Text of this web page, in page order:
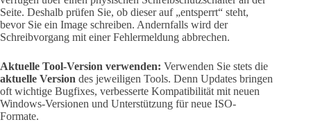
Seite. Deshalb prüfen Sie, ob dieser auf „entsperrt“ steht,
bevor Sie ein Image schreiben. Andernfalls wird der
Schreibvorgang mit einer Fehlermeldung abbrechen.
Aktuelle Tool-Version verwenden: Verwenden Sie stets die
aktuelle Version des jeweiligen Tools. Denn Updates bringen
oft wichtige Bugfixes, verbesserte Kompatibilität mit neuen
Windows-Versionen und Unterstützung für neue ISO-
Formate.